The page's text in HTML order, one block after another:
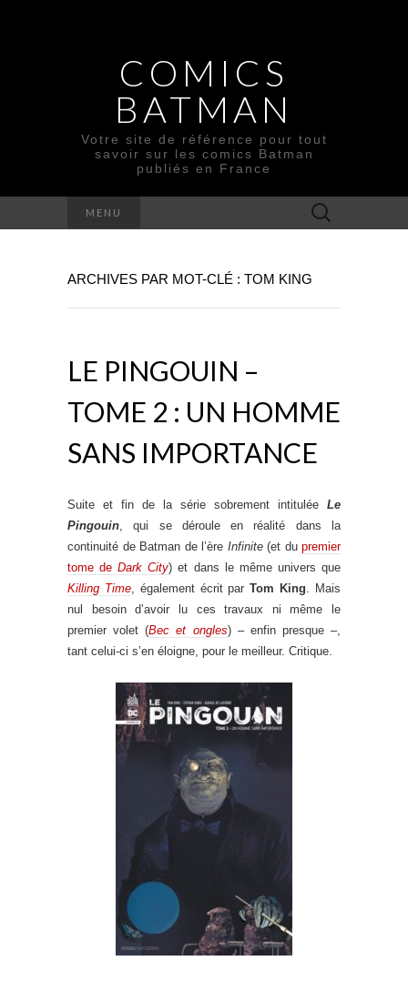
COMICS
BATMAN
Votre site de référence pour tout
savoir sur les comics Batman
publiés en France
MENU Rechercher :
ARCHIVES PAR MOT-CLÉ : TOM KING
LE PINGOUIN –
TOME 2 : UN HOMME
SANS IMPORTANCE
Suite et fin de la série sobrement intitulée Le
Pingouin, qui se déroule en réalité dans la
continuité de Batman de l’ère Infinite(et du premier
tome deDark City) et dans le même univers que
Killing Time, également écrit parTom King. Mais
nul besoin d’avoir lu ces travaux ni même le
premier volet (Bec et ongles) – enfin presque –,
tant celui-ci s’en éloigne, pour le meilleur. Critique.